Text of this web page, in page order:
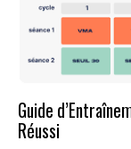
Guide
Réussi